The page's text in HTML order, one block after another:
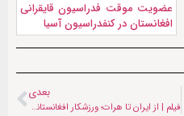
عضویت موقت فدراسیون قایقرانی
افغانستان در کنفدراسیون آسیا
بعدی
فیلم | از ایران تا هرات؛ ورزشکار افغانستانی در رویای رکورد اسلک‌لاین